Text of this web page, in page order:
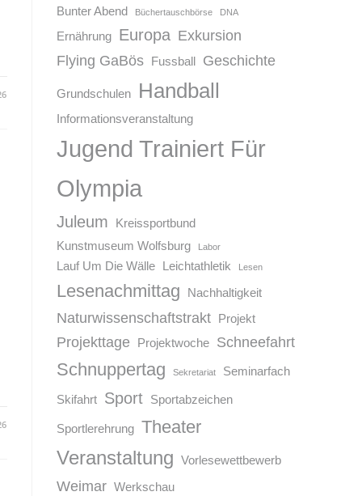
Bunter Abend Büchertauschbörse DNA
Ernährung Europa Exkursion
Flying GaBös Fussball Geschichte
Grundschulen Handball
Informationsveranstaltung
Jugend Trainiert Für
Olympia
Juleum
Kreissportbund
Kunstmuseum Wolfsburg
Labor
Lauf Um Die Wälle Leichtathletik Lesen
Lesenachmittag Nachhaltigkeit
Naturwissenschaftstrakt Projekt
Projekttage Projektwoche Schneefahrt
Schnuppertag Sekretariat Seminarfach
Skifahrt Sport Sportabzeichen
Sportlerehrung Theater
Veranstaltung Vorlesewettbewerb
Weimar Werkschau